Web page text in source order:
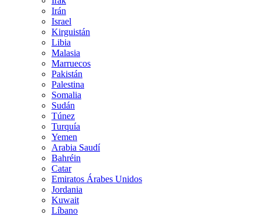
Irán
Israel
Kirguistán
Libia
Malasia
Marruecos
Pakistán
Palestina
Somalia
Sudán
Túnez
Turquía
Yemen
Arabia Saudí
Bahréin
Catar
Emiratos Árabes Unidos
Jordania
Kuwait
Líbano